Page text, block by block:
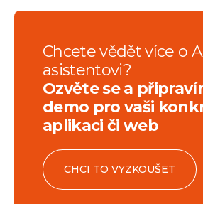
Chcete vědět více o
asistentovi?
Ozvěte se a
demo pro vaši
aplikaci či web
CHCI TO VYZKOUŠET